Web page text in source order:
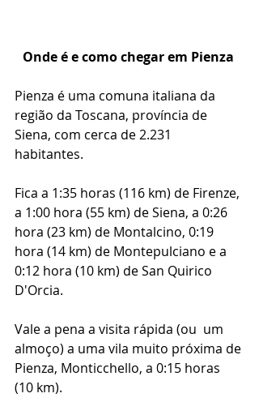
Onde é e como chegar em Pienza
Pienza é uma comuna italiana da
região da Toscana, província de
Siena, com cerca de 2.231
habitantes.
Fica a 1:35 horas (116 km) de Firenze,
a 1:00 hora (55 km) de Siena, a 0:26
hora (23 km) de Montalcino, 0:19
hora (14 km) de Montepulciano e a
0:12 hora (10 km) de San Quirico
D'Orcia.
Vale a pena a visita rápida (ou  um
almoço) a uma vila muito próxima de
Pienza, Monticchello, a 0:15 horas
(10 km).